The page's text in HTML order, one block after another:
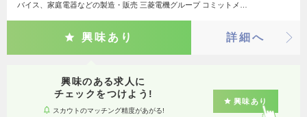
バイス、家庭電器などの製造・販売 三菱電機グループ コミットメ…
興味あり 詳細へ
興味のある求人に
チェックをつけよう!
スカウトのマッチング精度があがる!
興味あり